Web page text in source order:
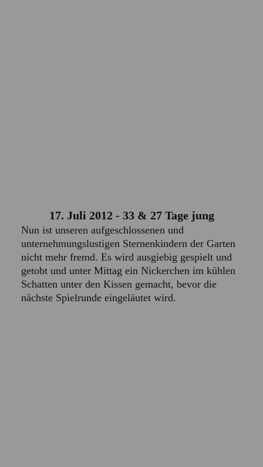
17. Juli 2012 - 33 & 27 Tage jung
Nun ist unseren aufgeschlossenen und
unternehmungslustigen Sternenkindern der Garten
nicht mehr fremd. Es wird ausgiebig gespielt und
getobt und unter Mittag ein Nickerchen im kühlen
Schatten unter den Kissen gemacht, bevor die
nächste Spielrunde eingeläutet wird.